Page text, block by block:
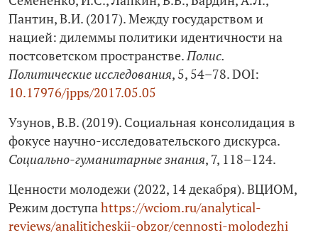
Пантин, В.И. (2017). Между государством и
нацией: дилеммы политики идентичности на
постсоветском пространстве.Полис.
Политические исследования, 5, 54–78. DOI:
10.17976/jpps/2017.05.05
Узунов, В.В. (2019). Социальная консолидация в
фокусе научно-исследовательского дискурса.
Социально-гуманитарные знания, 7, 118–124.
Ценности молодежи (2022, 14 декабря). ВЦИОМ,
Режим доступаhttps://wciom.ru/analytical-
reviews/analiticheskii-obzor/cennosti-molodezhi